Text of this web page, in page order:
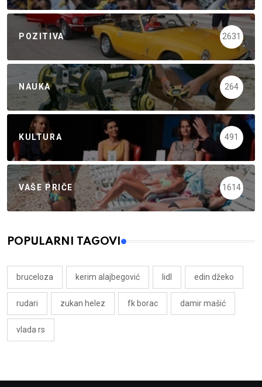
POZITIVA 2631
NAUKA 264
KULTURA 491
VAŠE PRIČE 1614
POPULARNI TAGOVI
bruceloza kerim alajbegović lidl edin džeko
rudari zukan helez fk borac damir mašić
vlada rs